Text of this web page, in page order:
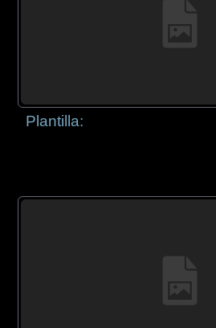
Plantilla: